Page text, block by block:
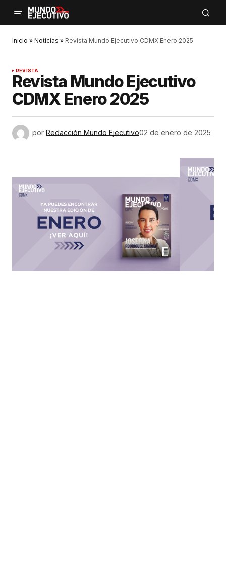
Inicio » Noticias » Revista Mundo Ejecutivo CDMX Enero 2025
REVISTA
Revista Mundo Ejecutivo
CDMX Enero 2025
por Redacción Mundo Ejecutivo02 de enero de 2025